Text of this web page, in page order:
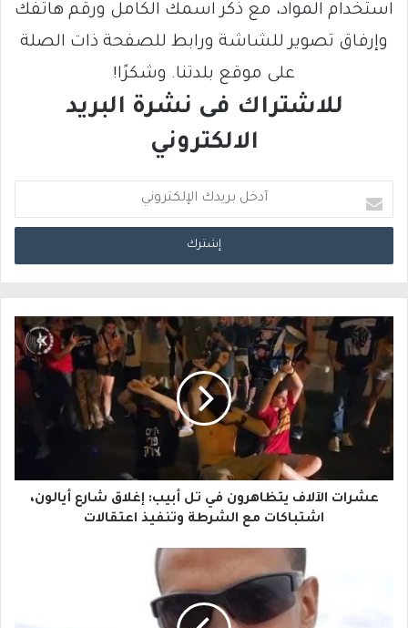
استخدام المواد، مع ذكر اسمك الكامل ورقم هاتفك
وإرفاق تصوير للشاشة ورابط للصفحة ذات الصلة
على موقع بلدتنا. وشكرًا!
للاشتراك فى نشرة البريد
الالكتروني
د
خ
ب
ر
ي
ك
ا
عشرات الآلاف يتظاهرون في تل أبيب: إغلاق شارع أيالون،
اشتباكات مع الشرطة وتنفيذ اعتقالات